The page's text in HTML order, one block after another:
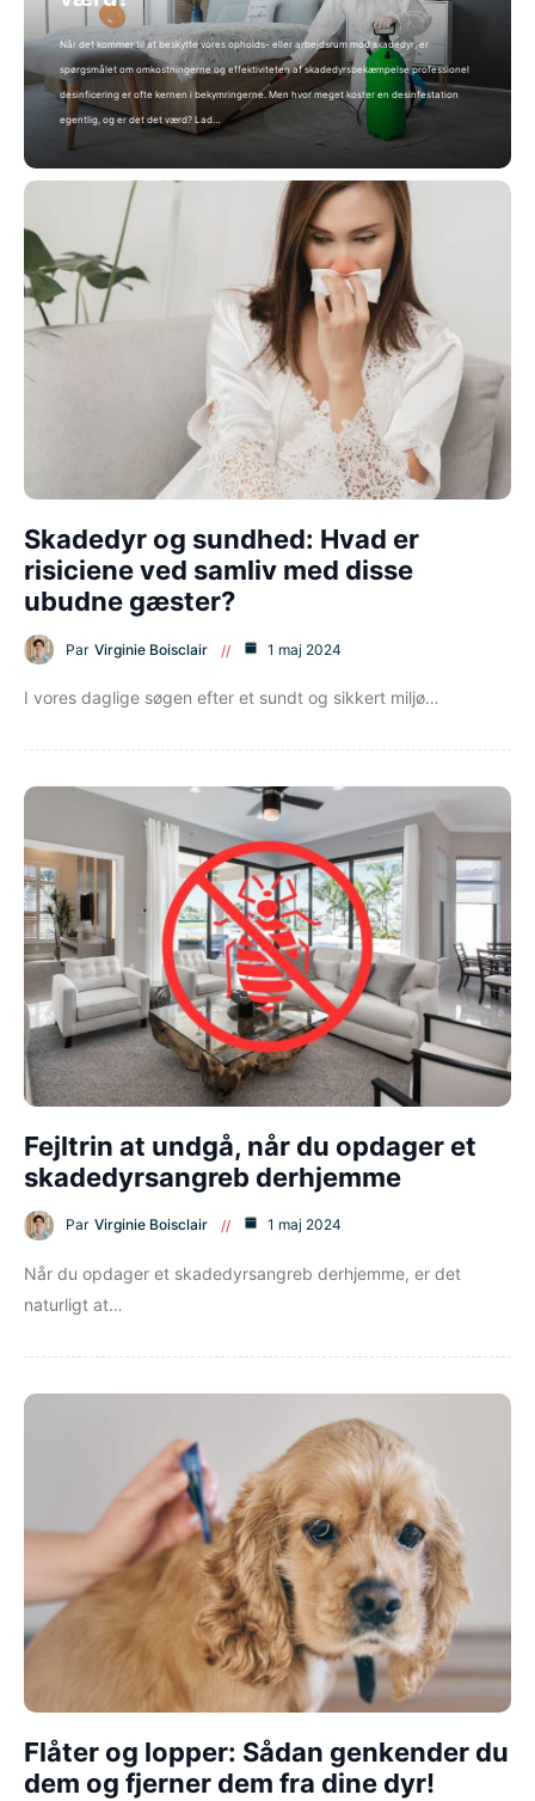
Når det kommer til at beskytte vores opholds- eller arbejdsrum mod skadedyr, er
spørgsmålet om omkostningerne og effektiviteten af ​​skadedyrsbekæmpelse professionel
desinficering er ofte kernen i bekymringerne. Men hvor meget koster en desinfestation
egentlig, og er det det værd? Lad…
Skadedyr og sundhed: Hvad er
risiciene ved samliv med disse
ubudne gæster?
Par Virginie Boisclair 1 maj 2024
I vores daglige søgen efter et sundt og sikkert miljø…
Fejltrin at undgå, når du opdager et
skadedyrsangreb derhjemme
Par Virginie Boisclair 1 maj 2024
Når du opdager et skadedyrsangreb derhjemme, er det
naturligt at…
Flåter og lopper: Sådan genkender du
dem og fjerner dem fra dine dyr!